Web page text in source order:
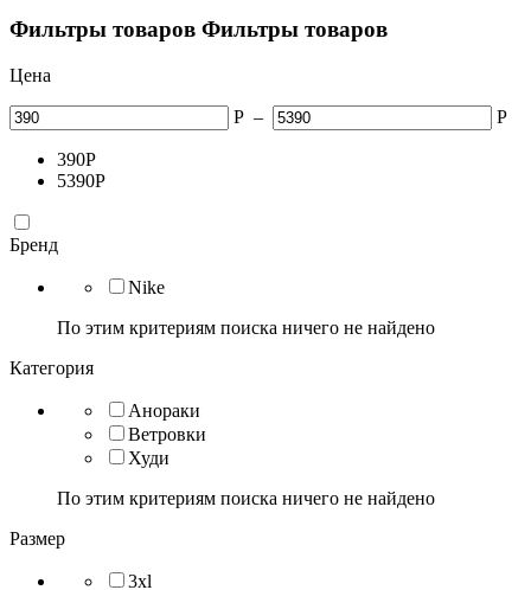
Фильтры товаров Фильтры товаров
Цена
Р – Р
390Р
5390Р
Бренд
Nike
По этим критериям поиска ничего не найдено
Категория
Анораки
Ветровки
Худи
По этим критериям поиска ничего не найдено
Размер
3xl